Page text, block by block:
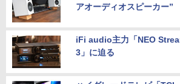
アオーディオスピーカー”
iFi audio主力「NEO
3」に迫る